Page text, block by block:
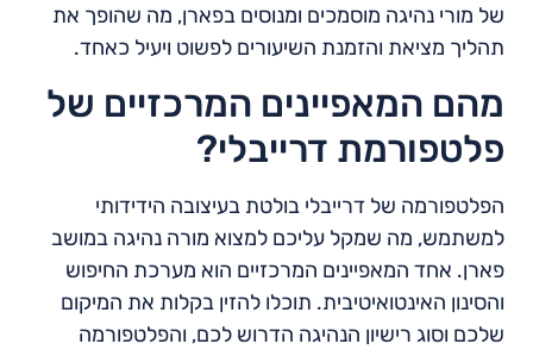
של מורי נהיגה מוסמכים ומנוסים בפארן, מה שהופך את
תהליך מציאת והזמנת השיעורים לפשוט ויעיל כאחד.
מהם המאפיינים המרכזיים של
פלטפורמת דרייבלי?
הפלטפורמה של דרייבלי בולטת בעיצובה הידידותי
למשתמש, מה שמקל עליכם למצוא מורה נהיגה במושב
פארן. אחד המאפיינים המרכזיים הוא מערכת החיפוש
והסינון האינטואיטיבית. תוכלו להזין בקלות את המיקום
שלכם וסוג רישיון הנהיגה הדרוש לכם, והפלטפורמה